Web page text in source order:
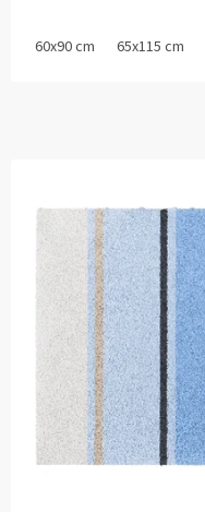
60x90 cm 65x115 cm